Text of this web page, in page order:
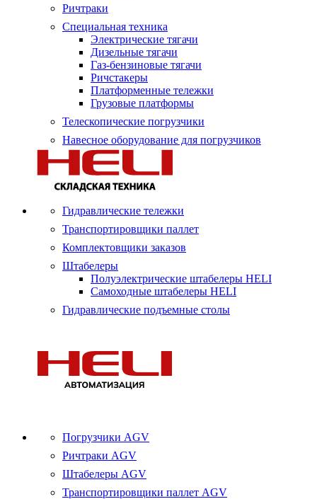
Ричтраки
Специальная техника
Электрические тягачи
Дизельные тягачи
Газ-бензиновые тягачи
Ричстакеры
Платформенные тележки
Грузовые платформы
Телескопические погрузчики
Навесное оборудование для погрузчиков
Гидравлические тележки
Транспортировщики паллет
Комплектовщики заказов
Штабелеры
Полуэлектрические штабелеры HELI
Самоходные штабелеры HELI
Гидравлические подъемные столы
Погрузчики AGV
Ричтраки AGV
Штабелеры AGV
Транспортировщики паллет AGV